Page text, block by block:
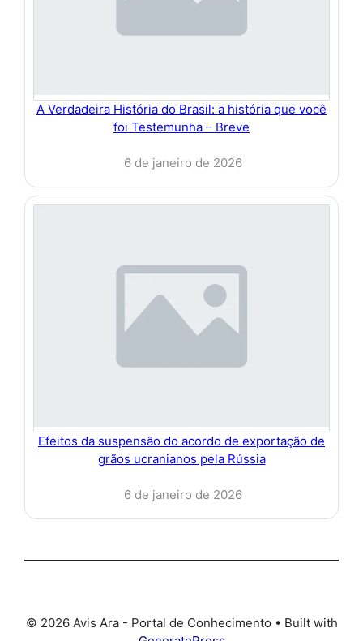
A Verdadeira História do Brasil: a história que você
foi Testemunha – Breve
6 de janeiro de 2026
Efeitos da suspensão do acordo de exportação de
grãos ucranianos pela Rússia
6 de janeiro de 2026
© 2026 Avis Ara - Portal de Conhecimento • Built with